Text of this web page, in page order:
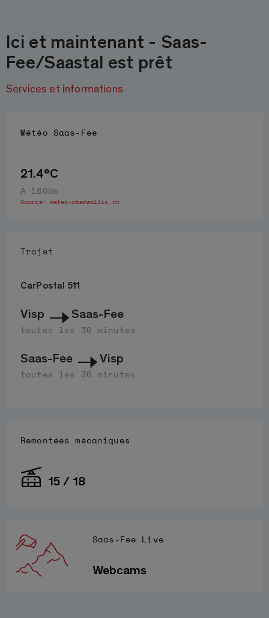
Ici et maintenant - Saas-
Fee/Saastal est prêt
Services et informations
Météo Saas-Fee
21.4°C
À 1800m
Source: meteo-oberwallis.ch
Trajet
CarPostal 511
Visp Saas-Fee
toutes les 30 minutes
Saas-Fee Visp
toutes les 30 minutes
Remontées mécaniques
15 / 18
Saas-Fee Live
Webcams